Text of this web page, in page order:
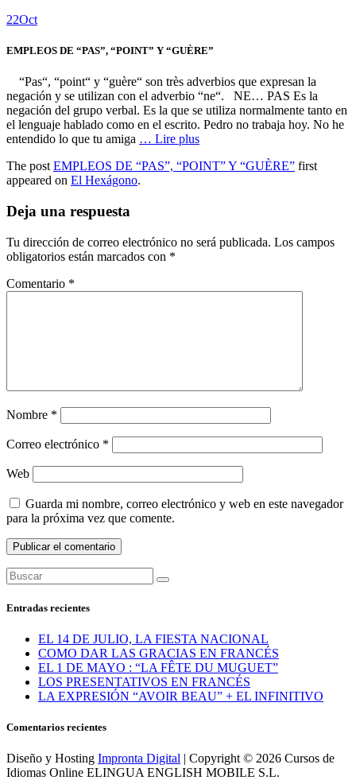
22Oct
EMPLEOS DE “PAS”, “POINT” Y “GUÈRE”
“Pas“, “point“ y “guère“ son très adverbios que expresan la
negación y se utilizan con el adverbio “ne“. NE… PAS Es la
negación del grupo verbal. Es la que se utiliza normalmente tanto en
el lenguaje hablado como en el escrito. Pedro no trabaja hoy. No he
entendido lo que tu amiga … Lire plus
The post EMPLEOS DE “PAS”, “POINT” Y “GUÈRE” first
appeared on El Hexágono.
Deja una respuesta
Tu dirección de correo electrónico no será publicada. Los campos
obligatorios están marcados con *
Comentario *
Nombre *
Correo electrónico *
Web
Guarda mi nombre, correo electrónico y web en este navegador
para la próxima vez que comente.
Entradas recientes
EL 14 DE JULIO, LA FIESTA NACIONAL
COMO DAR LAS GRACIAS EN FRANCÉS
EL 1 DE MAYO : “LA FÊTE DU MUGUET”
LOS PRESENTATIVOS EN FRANCÉS
LA EXPRESIÓN “AVOIR BEAU” + EL INFINITIVO
Comentarios recientes
Diseño y Hosting Impronta Digital | Copyright © 2026 Cursos de
Idiomas Online ELINGUA ENGLISH MOBILE S.L.